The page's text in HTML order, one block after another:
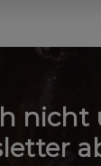
nicht